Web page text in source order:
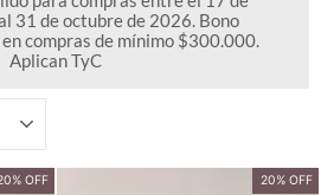
31 de octubre de 2026. Bono
compras de mínimo $300.000.
Aplican TyC
OFF 20% OFF